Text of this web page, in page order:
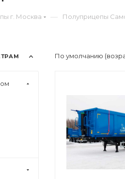
г. Москва — Полуприцепы
По умолчанию